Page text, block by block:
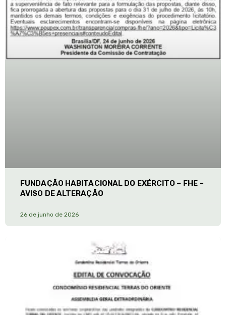
FUNDAÇÃO HABITACIONAL DO EXÉRCITO – FHE –
AVISO DE ALTERAÇÃO
26 de junho de 2026